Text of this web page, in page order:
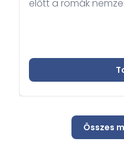
előtt a romák
Összes